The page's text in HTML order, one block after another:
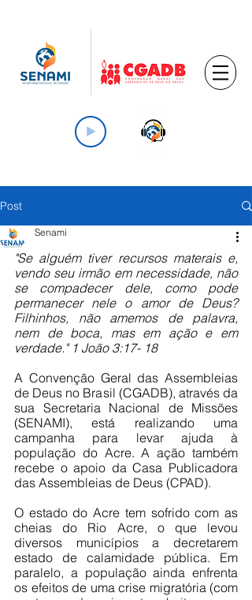
Post
Senami
"Se alguém tiver recursos materais e,
vendo seu irmão em necessidade, não
se compadecer dele, como pode
permanecer nele o amor de Deus?
Filhinhos, não amemos de palavra,
nem de boca, mas em ação e em
verdade." 1 João 3:17- 18
A Convenção Geral das Assembleias
de Deus no Brasil (CGADB), através da
sua Secretaria Nacional de Missões
(SENAMI), está realizando uma
campanha para levar ajuda à
população do Acre. A ação também
recebe o apoio da Casa Publicadora
das Assembleias de Deus (CPAD).
O estado do Acre tem sofrido com as
cheias do Rio Acre, o que levou
diversos municípios a decretarem
estado de calamidade pública. Em
paralelo, a população ainda enfrenta
os efeitos de uma crise migratória (com